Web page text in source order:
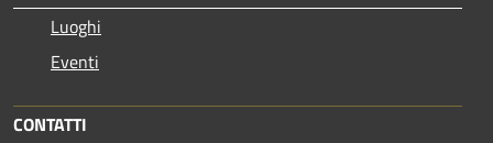
Luoghi
Eventi
CONTATTI